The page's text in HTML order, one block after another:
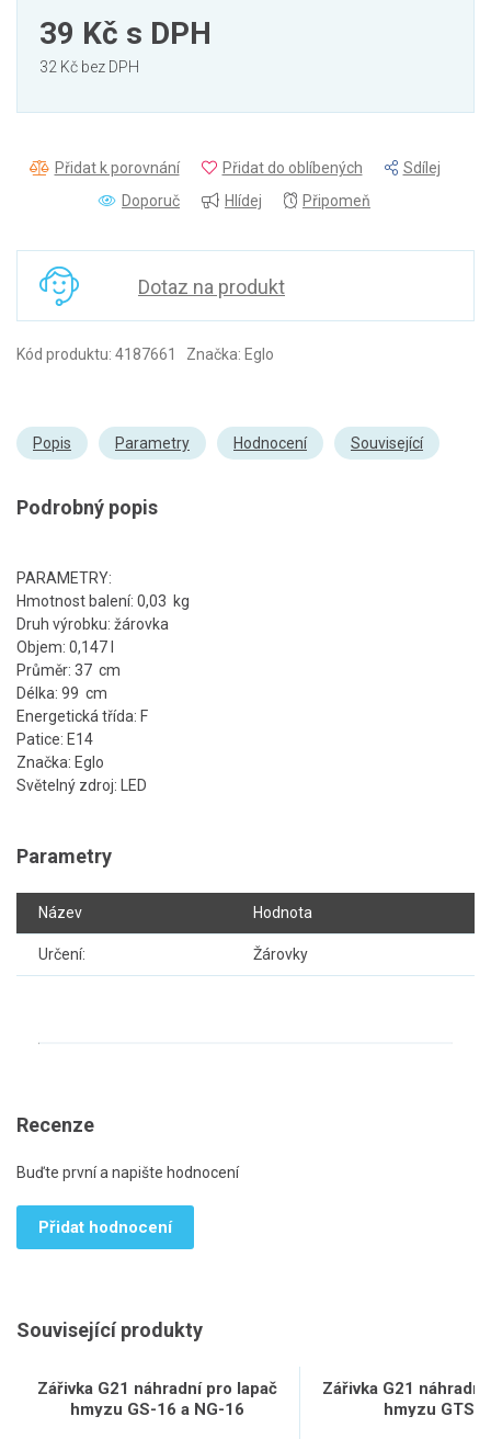
39 Kč s DPH
32 Kč bez DPH
Přidat k porovnání Přidat do oblíbených
Sdílej
Doporuč
Hlídej Připomeň
Dotaz na produkt
Kód produktu: 4187661 Značka: Eglo
Popis Parametry Hodnocení Související
Podrobný popis
PARAMETRY:
Hmotnost balení: 0,03 kg
Druh výrobku: žárovka
Objem: 0,147 l
Průměr: 37 cm
Délka: 99 cm
Energetická třída: F
Patice: E14
Značka: Eglo
Světelný zdroj: LED
Parametry
Název Hodnota
Určení: Žárovky
Recenze
Buďte první a napište hodnocení
Přidat hodnocení
Související produkty
Zářivka G21 náhradní pro lapač
hmyzu GS-16 a NG-16
Zářivka G21
hmyzu GTS-